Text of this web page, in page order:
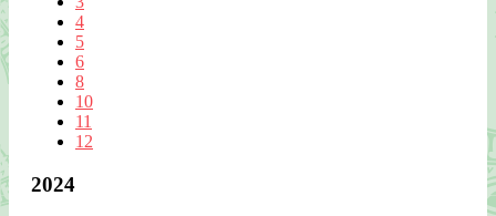
4
5
6
8
10
11
12
2024